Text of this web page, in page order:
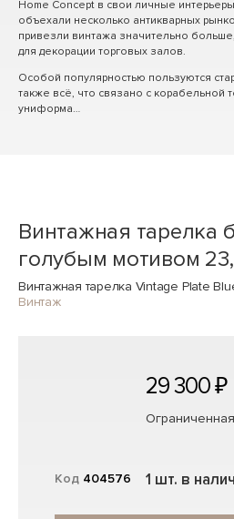
Home Concept в свои личные
объехали несколько антикварных
привезли винтажа значительно
для декорации торговых залов.
Особой популярностью пользуются
также всё, что связано с корабельной
униформа…
Винтажная тарелка
голубым мотивом
Винтажная тарелка Vintage Plate
Винтаж
Код 404576
29 300 ₽
1 шт. в